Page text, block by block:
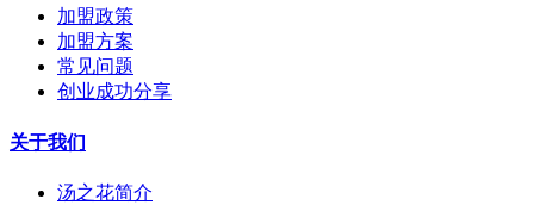
加盟政策
加盟方案
常见问题
创业成功分享
关于我们
汤之花简介